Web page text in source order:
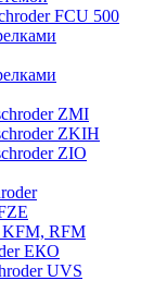
FCU 500
ZМI
ZKIH
ZIO
KFM, RFM
ЕКО
UVS